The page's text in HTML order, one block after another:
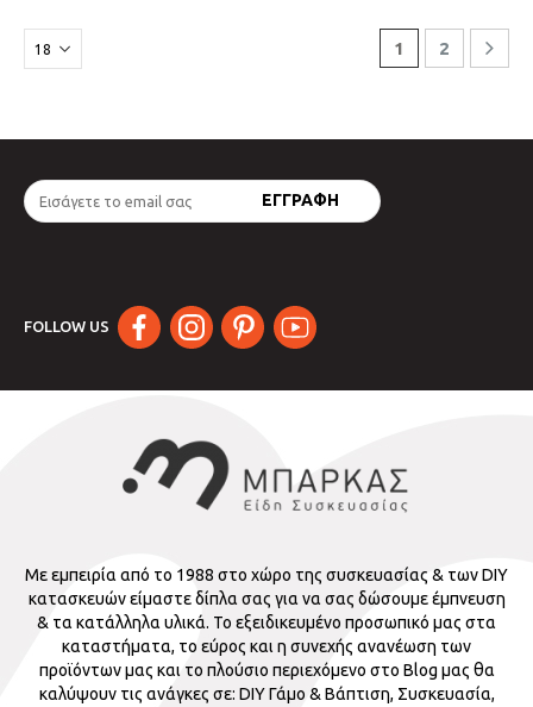
1 2
FOLLOW US
Με εμπειρία από το 1988 στο χώρο της συσκευασίας & των DIY
κατασκευών είμαστε δίπλα σας για να σας δώσουμε έμπνευση
& τα κατάλληλα υλικά. Το εξειδικευμένο προσωπικό μας στα
καταστήματα, το εύρος και η συνεχής ανανέωση των
προϊόντων μας και το πλούσιο περιεχόμενο στο Blog μας θα
καλύψουν τις ανάγκες σε: DIY Γάμο & Βάπτιση, Συσκευασία,